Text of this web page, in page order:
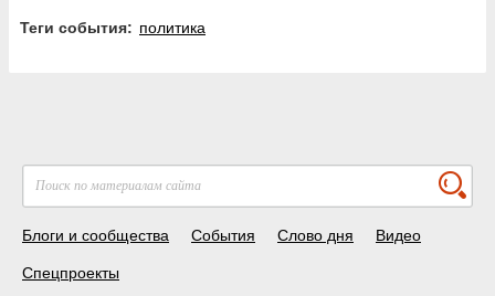
Теги события: политика
Блоги и сообщества События Слово дня Видео
Спецпроекты